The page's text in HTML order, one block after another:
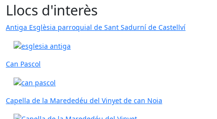
Llocs d'interès
Antiga Esglèsia parroquial de Sant Sadurní de Castellví
Can Pascol
Capella de la Marededéu del Vinyet de can Noia